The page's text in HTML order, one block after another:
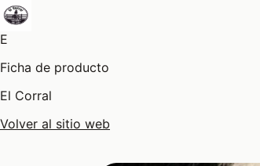
E
Ficha de producto
El Corral
Volver al sitio web